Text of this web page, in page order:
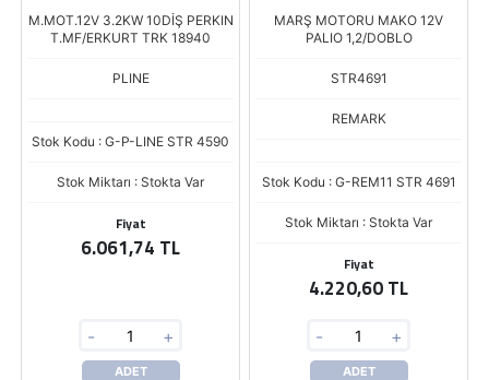
M.MOT.12V 3.2KW 10DİŞ PERKIN
T.MF/ERKURT TRK 18940
PLINE
Stok Kodu : G-P-LINE STR 4590
Stok Miktarı : Stokta Var
Fiyat
6.061,74 TL
- +
ADET
MARŞ MOTORU MAKO 12V
PALIO 1,2/DOBLO
STR4691
REMARK
Stok Kodu : G-REM11 STR 4691
Stok Miktarı : Stokta Var
Fiyat
4.220,60 TL
- +
ADET